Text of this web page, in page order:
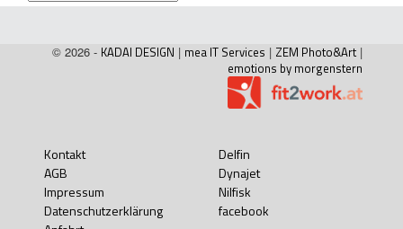
© 2026 - KADAI DESIGN | mea IT Services | ZEM Photo&Art |
emotions by morgenstern
Kontakt
AGB
Impressum
Datenschutzerklärung
Delfin
Dynajet
Nilfisk
facebook